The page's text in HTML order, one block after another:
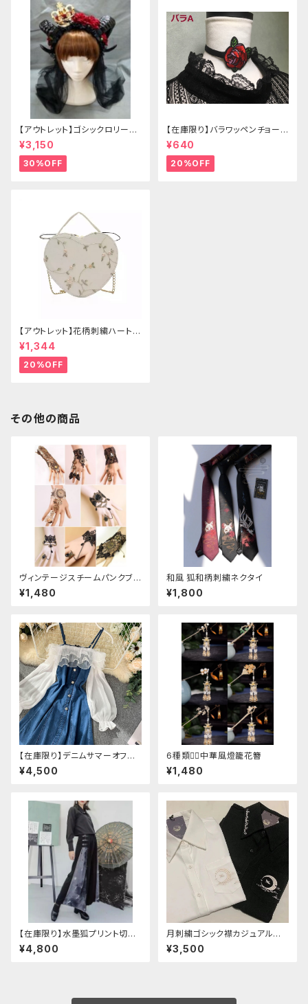
【アウトレット】ゴシックロリータ
ゴールドクラウン＆ホーン(ヴェ
ール付き)
¥3,150
30%OFF
【在庫限り】バラワッペンチョーカ
ー
¥640
20%OFF
【アウトレット】花柄刺繍ハートバ
ッグ
¥1,344
20%OFF
その他の商品
ヴィンテージスチームパンクブレ
スレット
¥1,480
和風 狐和柄刺繍ネクタイ
¥1,800
【在庫限り】デニムサマーオフシ
ョルダーワンピース（ミニ丈
¥4,500
6種類❁⃘中華風燈籠花簪
¥1,480
【在庫限り】水墨狐プリント切替
サイドバックルワイドパンツ（Lサ
イズ
¥4,800
月刺繍ゴシック襟カジュアルブラ
ウス(長袖)
¥3,500